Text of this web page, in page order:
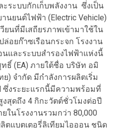
ะระบบกักเก็บพลังงาน ซึ่งเป็น
ยนต์ไฟฟ้า (Electric Vehicle)
ยนที่มีเสถียรภาพเข้ามาใช้ใน
อยก๊าซเรือนกระจก โรงงาน
นและระบบสำรองไฟฟ้าแห่งนี้
ธิ์ (EA) ภายใต้ชื่อ บริษัท อมิ
ย) จำกัด มีกำลังการผลิตเริ่ม
ซึ่งระยะแรกนี้มีความพร้อมที่
งสุดถึง 4 กิกะวัตต์ชั่วโมงต่อปี
นโรงงานรวมกว่า 80,000
ลิตแบตเตอรี่ลิเทียมไอออน ชนิด